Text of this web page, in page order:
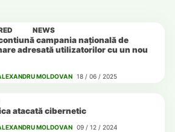
NEWS
contiună campania națională de
adresată utilizatorilor cu un nou
MOLDOVAN 18 / 06 / 2025
atacată cibernetic
MOLDOVAN 09 / 12 / 2024